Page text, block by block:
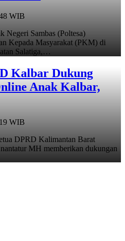
WIB
Negeri Sambas (Poltesa)
Kepada Masyarakat (PKM) di
Salatiga,…
Kalbar Dukung
Anak Kalbar,
WIB
DPRD Kalimantan Barat
MH memberikan dukungan